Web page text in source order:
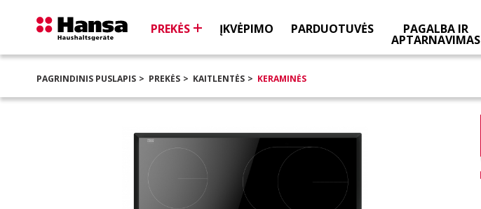
PREKĖS ĮKVĖPIMO PARDUOTUVĖS PAGALBA IR
APTARNAVIMAS
PAGRINDINIS PUSLAPIS PREKĖS KAITLENTĖS KERAMINĖS